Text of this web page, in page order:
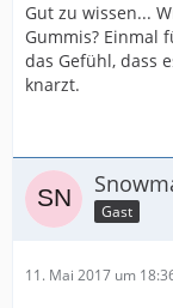
Gut zu wissen...
Gummis? Einmal
das Gefühl, dass
knarzt.
Gast
11. Mai 2017 um